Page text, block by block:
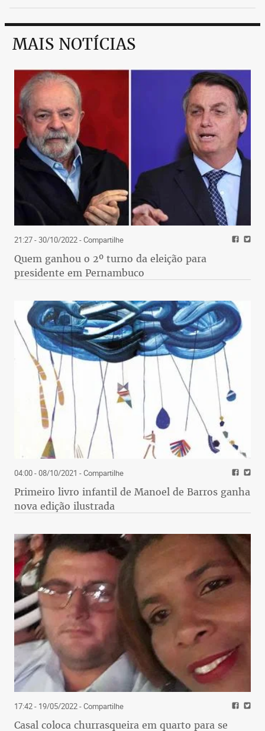
MAIS NOTÍCIAS
21:27 - 30/10/2022- Compartilhe
Quem ganhou o 2º turno da eleição para
presidente em Pernambuco
04:00 - 08/10/2021 - Compartilhe
Primeiro livro infantil de Manoel de Barros ganha
nova edição ilustrada
17:42 - 19/05/2022- Compartilhe
Casal coloca churrasqueira em quarto para se